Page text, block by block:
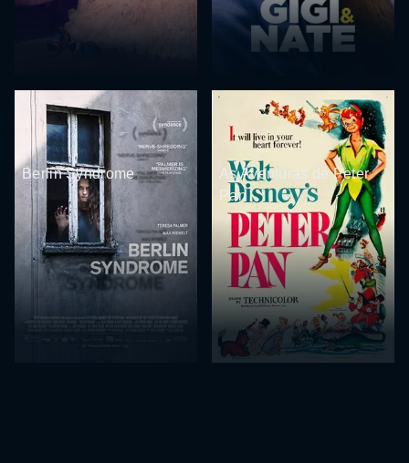
Berlin Syndrome
As Aventuras de Peter
Pan